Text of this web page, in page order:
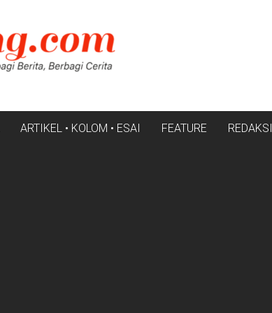
ARTIKEL • KOLOM • ESAI FEATURE REDAKSI